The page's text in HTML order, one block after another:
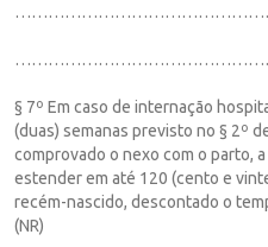
§ 7º Em caso de internação
(duas) semanas previsto no § 2º
comprovado o nexo com o parto,
estender em até 120 (cento e
recém-nascido, descontado o
(NR)